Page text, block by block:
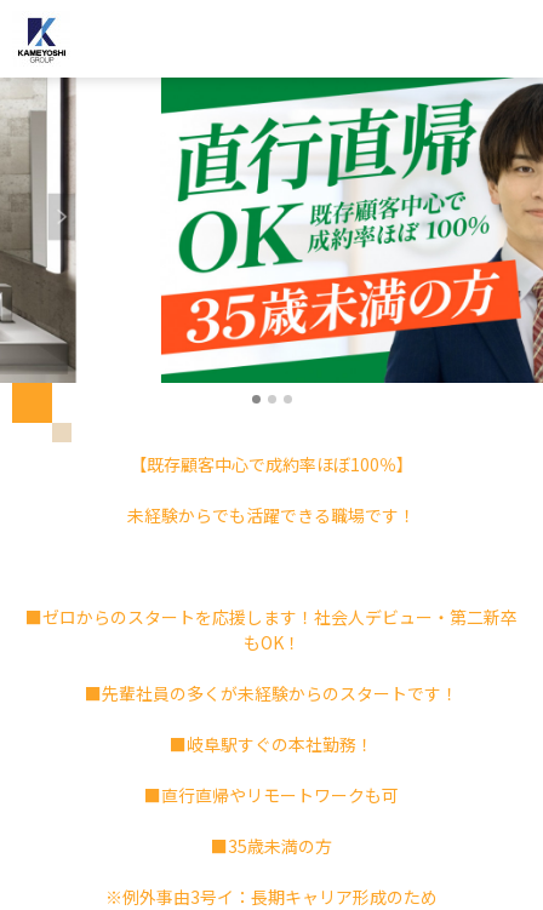
【既存顧客中心で成約率ほぼ100％】
未経験からでも活躍できる職場です！
■ゼロからのスタートを応援します！社会人デビュー・第二新卒
もOK！
■先輩社員の多くが未経験からのスタートです！
■岐阜駅すぐの本社勤務！
■直行直帰やリモートワークも可
■35歳未満の方
※例外事由3号イ：長期キャリア形成のため